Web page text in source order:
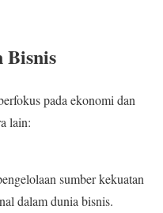
Bisnis
pada ekonomi dan
lain:
sumber kekuatan
dalam dunia bisnis.